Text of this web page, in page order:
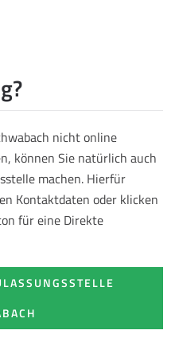
nicht online
können Sie natürlich auch
machen. Hierfür
Kontaktdaten oder klicken
für eine Direkte